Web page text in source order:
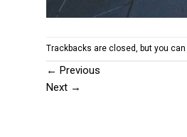
Trackbacks are closed, but you can
← Previous
Next →